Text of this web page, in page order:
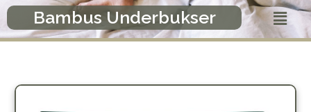
Gå
indholdet
Bambus Underbukser Menu